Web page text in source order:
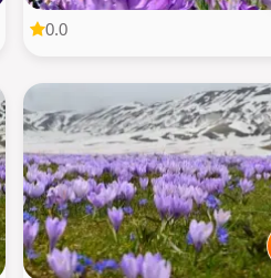
0.0